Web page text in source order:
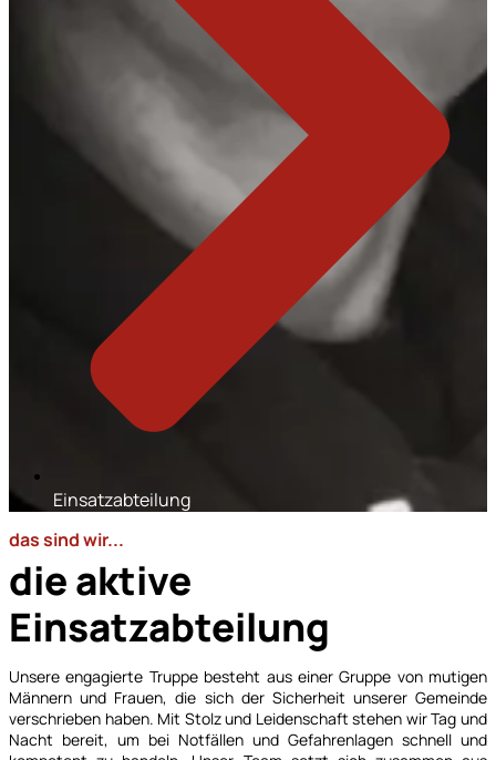
Einsatzabteilung
das sind wir...
die aktive
Einsatzabteilung
Unsere engagierte Truppe besteht aus einer Gruppe von mutigen
Männern und Frauen, die sich der Sicherheit unserer Gemeinde
verschrieben haben. Mit Stolz und Leidenschaft stehen wir Tag und
Nacht bereit, um bei Notfällen und Gefahrenlagen schnell und